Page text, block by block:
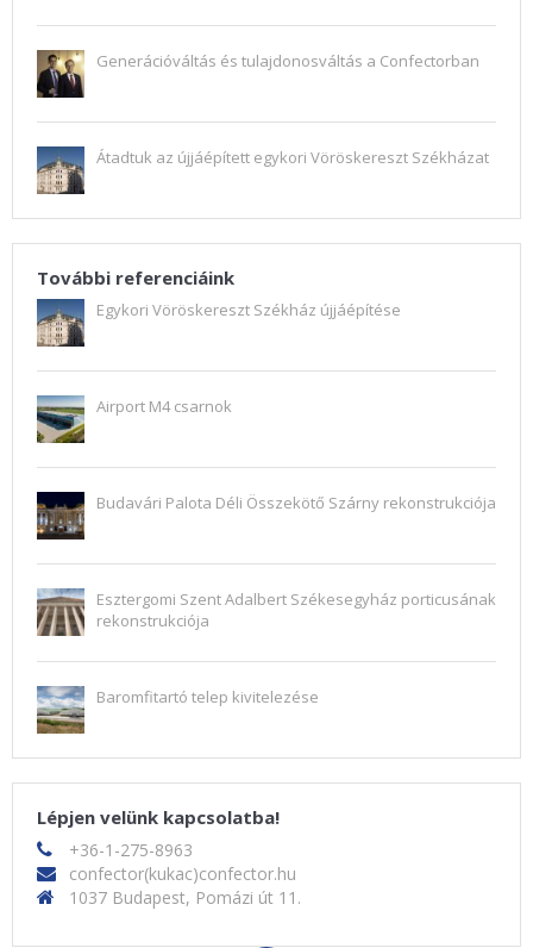
Generációváltás és tulajdonosváltás a Confectorban
Átadtuk az újjáépített egykori Vöröskereszt Székházat
További referenciáink
Egykori Vöröskereszt Székház újjáépítése
Airport M4 csarnok
Budavári Palota Déli Összekötő Szárny rekonstrukciója
Esztergomi Szent Adalbert Székesegyház porticusának
rekonstrukciója
Baromfitartó telep kivitelezése
Lépjen velünk kapcsolatba!
+36-1-275-8963
confector(kukac)confector.hu
1037 Budapest, Pomázi út 11.